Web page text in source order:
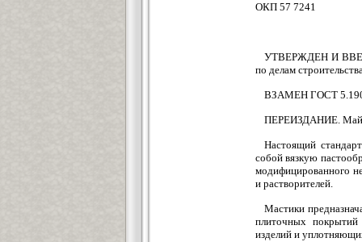
ОКП 57 7241
УТВЕРЖДЕН И
по делам
ВЗАМЕН ГОСТ
ПЕРЕИЗДАНИЕ.
Настоящий
собой вязкую
модифицированного
и растворителей.
Мастики
плиточных
изделий и